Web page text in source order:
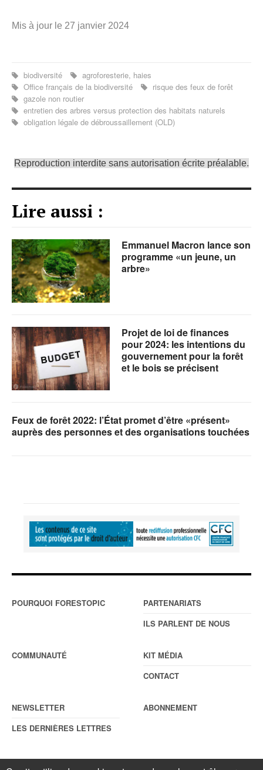
Mis à jour le 27 janvier 2024
biodiversité
agroforesterie, haies
Office français de la biodiversité
risque des feux de forêt
gazole non routier
entretien des arbres versus protection des habitats naturels
obligation légale de débroussaillement (OLD)
Reproduction interdite sans autorisation écrite préalable.
Lire aussi :
Emmanuel Macron lance son
programme «un jeune, un
arbre»
Projet de loi de finances
pour 2024: les intentions du
gouvernement pour la forêt
et le bois se précisent
Feux de forêt 2022: l’État promet d’être «présent»
auprès des personnes et des organisations touchées
POURQUOI FORESTOPIC
PARTENARIATS
ILS PARLENT DE NOUS
COMMUNAUTÉ
KIT MÉDIA
CONTACT
NEWSLETTER
LES DERNIÈRES LETTRES
ABONNEMENT